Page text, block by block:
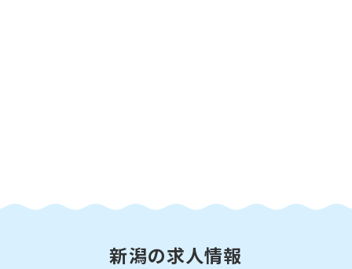
新潟の求人情報